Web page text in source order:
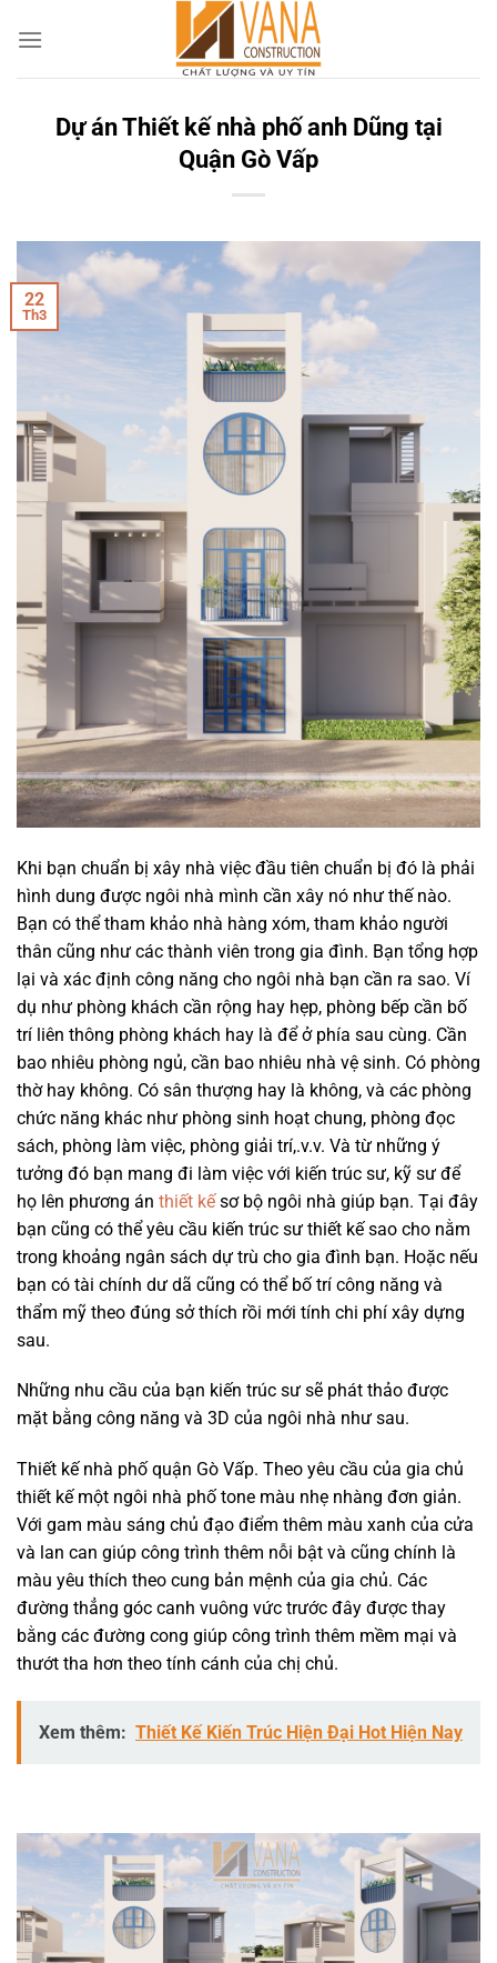
Dự án Thiết kế nhà phố anh Dũng tại
Quận Gò Vấp
22
Th3
Khi bạn chuẩn bị xây nhà việc đầu tiên chuẩn bị đó là phải
hình dung được ngôi nhà mình cần xây nó như thế nào.
Bạn có thể tham khảo nhà hàng xóm, tham khảo người
thân cũng như các thành viên trong gia đình. Bạn tổng hợp
lại và xác định công năng cho ngôi nhà bạn cần ra sao. Ví
dụ như phòng khách cần rộng hay hẹp, phòng bếp cần bố
trí liên thông phòng khách hay là để ở phía sau cùng. Cần
bao nhiêu phòng ngủ, cần bao nhiêu nhà vệ sinh. Có phòng
thờ hay không. Có sân thượng hay là không, và các phòng
chức năng khác như phòng sinh hoạt chung, phòng đọc
sách, phòng làm việc, phòng giải trí,.v.v. Và từ những ý
tưởng đó bạn mang đi làm việc với kiến trúc sư, kỹ sư để
họ lên phương án thiết kếsơ bộ ngôi nhà giúp bạn. Tại đây
bạn cũng có thể yêu cầu kiến trúc sư thiết kế sao cho nằm
trong khoảng ngân sách dự trù cho gia đình bạn. Hoặc nếu
bạn có tài chính dư dã cũng có thể bố trí công năng và
thẩm mỹ theo đúng sở thích rồi mới tính chi phí xây dựng
sau.
Những nhu cầu của bạn kiến trúc sư sẽ phát thảo được
mặt bằng công năng và 3D của ngôi nhà như sau.
Thiết kế nhà phố quận Gò Vấp. Theo yêu cầu của gia chủ
thiết kế một ngôi nhà phố tone màu nhẹ nhàng đơn giản.
Với gam màu sáng chủ đạo điểm thêm màu xanh của cửa
và lan can giúp công trình thêm nỗi bật và cũng chính là
màu yêu thích theo cung bản mệnh của gia chủ. Các
đường thẳng góc canh vuông vức trước đây được thay
bằng các đường cong giúp công trình thêm mềm mại và
thướt tha hơn theo tính cánh của chị chủ.
Xem thêm: Thiết Kế Kiến Trúc Hiện Đại Hot Hiện Nay